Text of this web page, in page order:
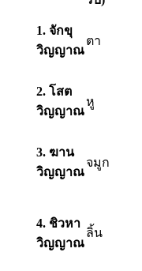
1. จักขุ
วิญญาณ
ตา
2. โสต
วิญญาณ
หู
3. ฆาน
วิญญาณ
จมูก
4. ชิวหา
วิญญาณ
ลิ้น